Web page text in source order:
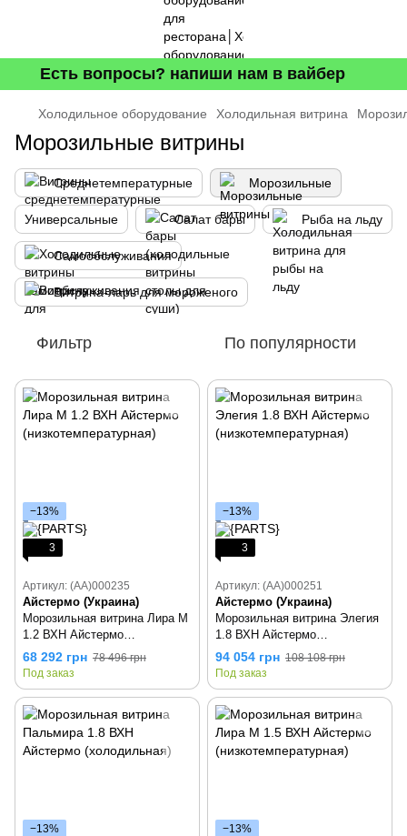
Есть вопросы? напиши нам в вайбер
Холодильное оборудование Холодильная витрина
Морозильные витрины
Среднетемпературные Морозильные
Универсальные Салат бары Рыба на льду
Самообслуживания
Витрина-ларь для мороженого
Фильтр По популярности
−13%
3
Артикул: (AA)000235
Айстермо (Украина)
Морозильная витрина Лира М
1.2 ВХН Айстермо
(низкотемпературная)
68 292 грн 78 496 грн
Под заказ
−13%
3
Артикул: (AA)000251
Айстермо (Украина)
Морозильная витрина Элегия
1.8 ВХН Айстермо
(низкотемпературная)
94 054 грн 108 108 грн
Под заказ
−13% −13%